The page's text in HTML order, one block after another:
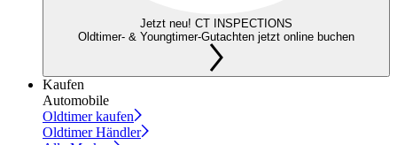
Jetzt neu! CT INSPECTIONS
Oldtimer- & Youngtimer-Gutachten jetzt online buchen
Kaufen
Automobile
Oldtimer kaufen
Oldtimer Händler